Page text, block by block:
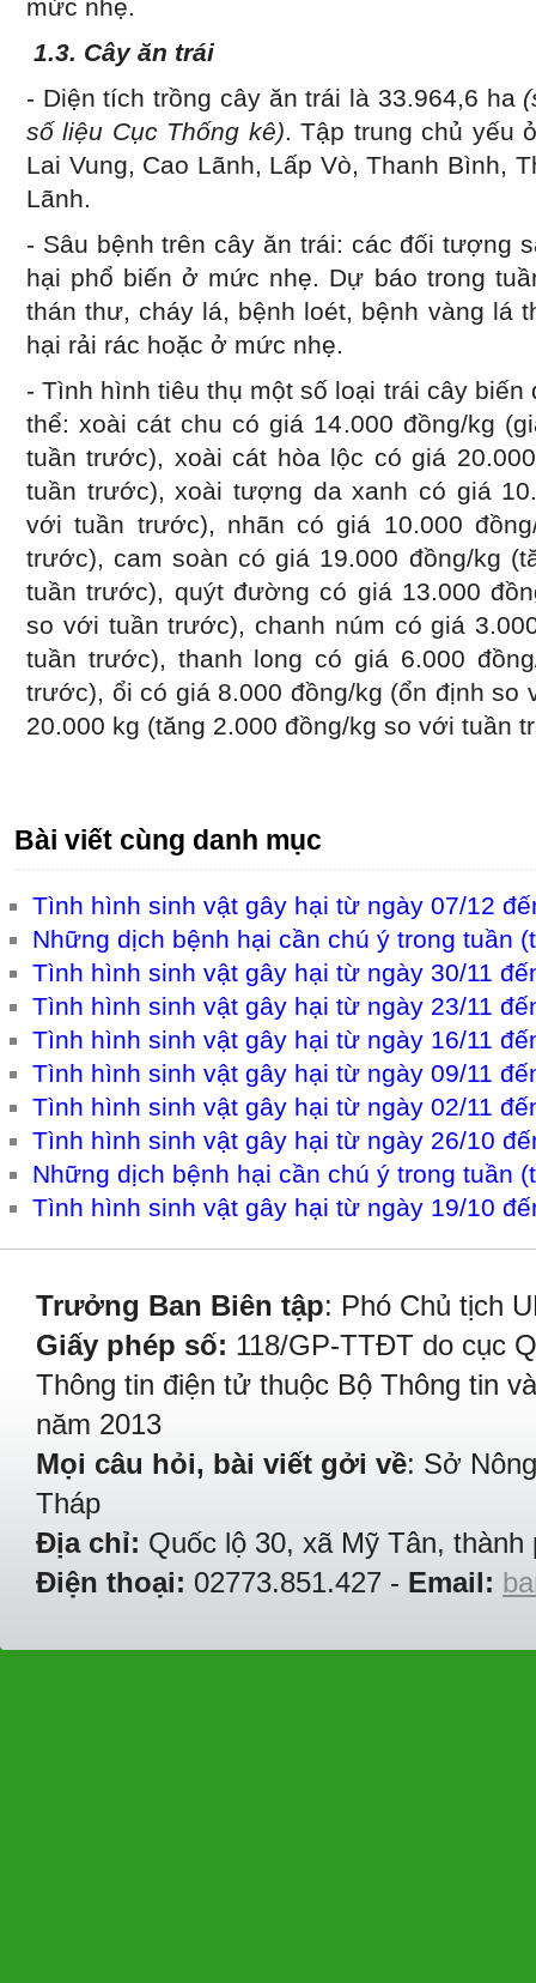
mức nhẹ.
1.3. Cây ăn trái
- Diện tích trồng cây ăn trái là 33.964,6 ha
số liệu Cục Thống kê). Tập trung chủ yếu
Lai Vung, Cao Lãnh, Lấp Vò, Thanh Bình,
Lãnh.
- Sâu bệnh trên cây ăn trái: các đối tượng
hại phổ biến ở mức nhẹ. Dự báo trong
thán thư, cháy lá, bệnh loét, bệnh vàng lá
hại rải rác hoặc ở mức nhẹ.
- Tình hình tiêu thụ một số loại trái cây
thể: xoài cát chu có giá 14.000 đồng/kg
tuần trước), xoài cát hòa lộc có giá
tuần trước), xoài tượng da xanh có giá
với tuần trước), nhãn có giá 10.000
trước), cam soàn có giá 19.000 đồng/kg
tuần trước), quýt đường có giá 13.000
so với tuần trước), chanh núm có giá
tuần trước), thanh long có giá 6.000
trước), ổi có giá 8.000 đồng/kg (ổn định so
20.000 kg (tăng 2.000 đồng/kg so với tuần
Bài viết cùng danh mục
Tình hình sinh vật gây hại từ ngày 07/12
Những dịch bệnh hại cần chú ý trong tuần
Tình hình sinh vật gây hại từ ngày 30/11
Tình hình sinh vật gây hại từ ngày 23/11
Tình hình sinh vật gây hại từ ngày 16/11
Tình hình sinh vật gây hại từ ngày 09/11
Tình hình sinh vật gây hại từ ngày 02/11
Tình hình sinh vật gây hại từ ngày 26/10
Những dịch bệnh hại cần chú ý trong tuần
Tình hình sinh vật gây hại từ ngày 19/10
Trưởng Ban Biên tập: Phó Chủ tịch
Giấy phép số: 118/GP-TTĐT do cục
Thông tin điện tử thuộc Bộ Thông tin
năm 2013
Mọi câu hỏi, bài viết gởi về: Sở
Tháp
Địa chỉ: Quốc lộ 30, xã Mỹ Tân,
Điện thoại: 02773.851.427 - Email: